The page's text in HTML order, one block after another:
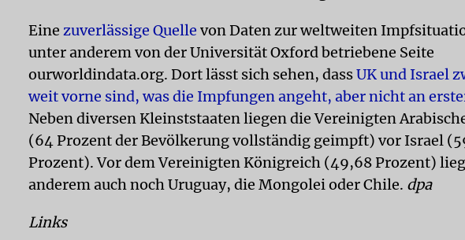
Eine zuverlässige Quelle von Daten zur weltweiten
unter anderem von der Universität Oxford betriebene Seite
ourworldindata.org. Dort lässt sich sehen, dassUK und Israel
weit vorne sind, was die Impfungen angeht, aber nicht an
Neben diversen Kleinststaaten liegen die Vereinigten
(64 Prozent der Bevölkerung vollständig geimpft) vor Israel
Prozent). Vor dem Vereinigten Königreich (49,68 Prozent)
anderem auch noch Uruguay, die Mongolei oder Chile. dpa
Links